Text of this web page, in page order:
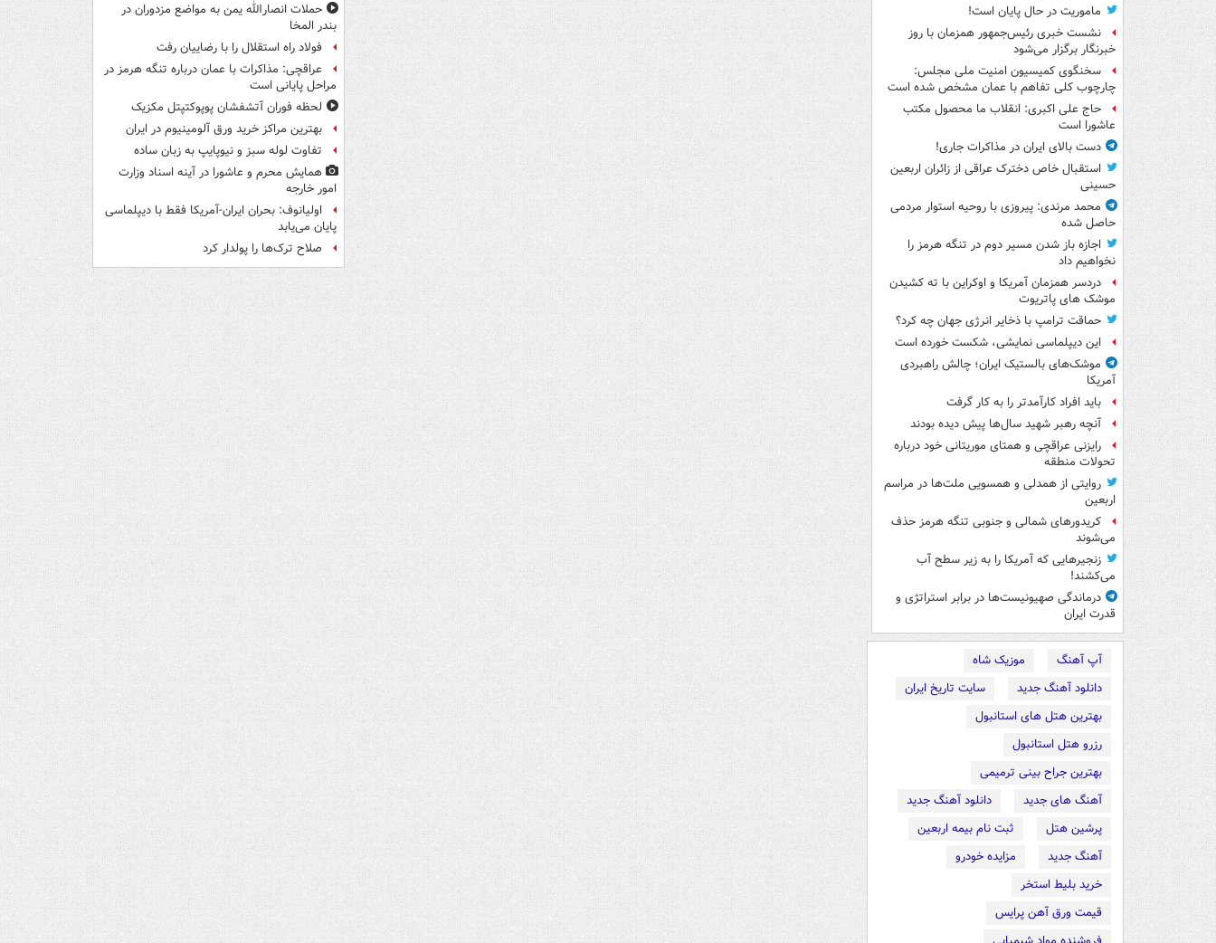
ماموریت در حال پایان است!
نشست خبری رئیس‌جمهور همزمان با روز
خبرنگار برگزار می‌شود
سخنگوی کمیسیون امنیت ملی مجلس:
چارچوب کلی تفاهم با عمان مشخص شده است
حاج علی اکبری: انقلاب ما محصول مکتب
عاشورا است
دست بالای ایران در مذاکرات جاری!
استقبال خاص دخترک عراقی از زائران اربعین
حسینی
محمد مرندی: پیروزی با روحیه استوار مردمی
حاصل شده
اجازه باز شدن مسیر دوم در تنگه هرمز را
نخواهیم داد
دردسر همزمان آمریکا و اوکراین با ته کشیدن
موشک های پاتریوت
حماقت ترامپ با ذخایر انرژی جهان چه کرد؟
این دیپلماسی نمایشی، شکست خورده است
موشک‌های بالستیک ایران؛ چالش راهبردی
آمریکا
باید افراد کارآمدتر را به کار گرفت
آنچه رهبر شهید سال‌ها پیش دیده بودند
رایزنی عراقچی و همتای موریتانی خود درباره
تحولات منطقه
روایتی از همدلی و همسویی ملت‌ها در مراسم
اربعین
کریدورهای شمالی و جنوبی تنگه هرمز حذف
می‌شوند
زنجیرهایی که آمریکا را به زیر سطح آب
می‌کشند!
درماندگی صهیونیست‌ها در برابر استراتژی و
قدرت ایران
آپ آهنگ
موزیک شاه
دانلود آهنگ جدید
سایت تاریخ ایران
بهترین هتل های استانبول
رزرو هتل استانبول
بهترین جراح بینی ترمیمی
آهنگ های جدید
دانلود آهنگ جدید
پرشین هتل
ثبت نام بیمه اربعین
آهنگ جدید
مزایده خودرو
خرید بلیط استخر
قیمت ورق آهن پرایس
حملات انصارالله یمن به مواضع مزدوران در
بندر المخا
فولاد راه استقلال را با رضاییان رفت
عراقچی: مذاکرات با عمان درباره تنگه هرمز در
مراحل پایانی است
لحظه فوران آتشفشان پوپوکتپتل مکزیک
بهترین مراکز خرید ورق آلومینیوم در ایران
تفاوت لوله سبز و نیوپایپ به زبان ساده
همایش محرم و عاشورا در آینه اسناد وزارت
امور خارجه
اولیانوف: بحران ایران-آمریکا فقط با دیپلماسی
پایان می‌یابد
صلاح ترک‌ها را پولدار کرد